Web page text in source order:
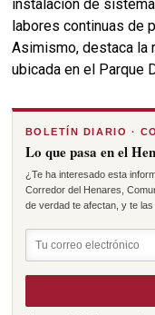
instalación de
labores continuas de
Asimismo, destaca la
ubicada en el Parque
BOLETÍN DIARIO ·
Lo que pasa en el
¿Te ha interesado esta
Corredor del Henares,
de verdad te afectan, y te